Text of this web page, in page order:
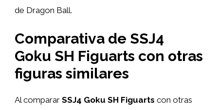
de Dragon Ball.
Comparativa de SSJ4
Goku SH Figuarts con otras
figuras similares
Al comparar SSJ4 Goku SH Figuarts con otras